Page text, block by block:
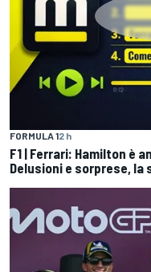
FORMULA 12 h
F1 | Ferrari: Hamilton è
Delusioni e sorprese,